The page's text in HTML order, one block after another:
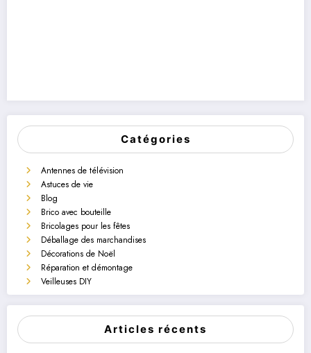
Catégories
Antennes de télévision
Astuces de vie
Blog
Brico avec bouteille
Bricolages pour les fêtes
Déballage des marchandises
Décorations de Noël
Réparation et démontage
Veilleuses DIY
Articles récents